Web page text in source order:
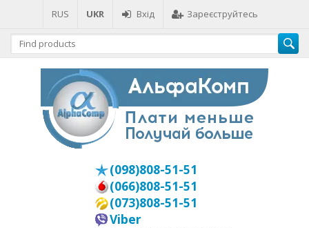
RUS UKR Вхід Зареєструйтесь
(098)808-51-51
(066)808-51-51
(073)808-51-51
Viber